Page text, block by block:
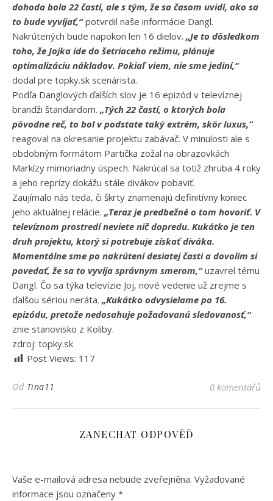
dohoda bola 22 častí, ale s tým, že sa časom uvidí, ako sa
to bude vyvíjať,“potvrdil naše informácie Dangl.
Nakrútených bude napokon len 16 dielov. „Je to dôsledkom
toho, že Jojka ide do šetriaceho režimu, plánuje
optimalizáciu nákladov. Pokiaľ viem, nie sme jediní,“
dodal pre topky.sk scenárista.
Podľa Danglových ďalších slov je 16 epizód v televíznej
brandži štandardom. „Tých 22 častí, o ktorých bola
pôvodne reč, to bol v podstate taký extrém, skôr luxus,“
reagoval na okresanie projektu zabávač. V minulosti ale s
obdobným formátom Partička zožal na obrazovkách
Markízy mimoriadny úspech. Nakrúcal sa totiž zhruba 4 roky
a jeho reprízy dokážu stále divákov pobaviť.
Zaujímalo nás teda, či škrty znamenajú definitívny koniec
jeho aktuálnej relácie. „Teraz je predbežné o tom hovoriť. V
televíznom prostredí neviete nič dopredu. Kukátko je ten
druh projektu, ktorý si potrebuje získať diváka.
Momentálne sme po nakrútení desiatej časti a dovolím si
povedať, že sa to vyvíja správnym smerom,“uzavrel tému
Dangl. Čo sa týka televízie Joj, nové vedenie už zrejme s
ďalšou sériou neráta. „Kukátko odvysielame po 16.
epizódu, pretože nedosahuje požadovanú sledovanosť,“
znie stanovisko z Koliby.
zdroj: topky.sk
Post Views: 117
Od Tina11 0 komentářů
ZANECHAT ODPOVĚĎ
Vaše e-mailová adresa nebude zveřejněna. Vyžadované
informace jsou označeny *